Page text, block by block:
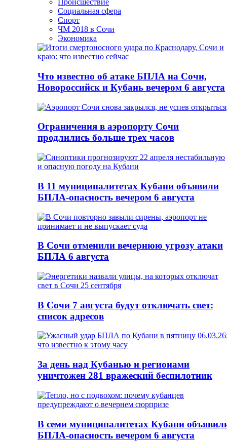
Происшествие
Социальная сфера
Спорт
ЧМ 2018 в Сочи
Экономика
Что известно об атаке БПЛА на Сочи,
Новороссийск и Кубань вечером 6 августа
Ограничения в аэропорту Сочи
продлились больше трех часов
В 11 муниципалитетах Кубани объявили
БПЛА-опасность вечером 6 августа
В Сочи отменили вечернюю угрозу атаки
БПЛА 6 августа
В Сочи 7 августа будут отключать свет:
список адресов
За день над Кубанью и регионами
уничтожен 281 вражеский беспилотник
В семи муниципалитетах Кубани
БПЛА-опасность вечером 6 августа